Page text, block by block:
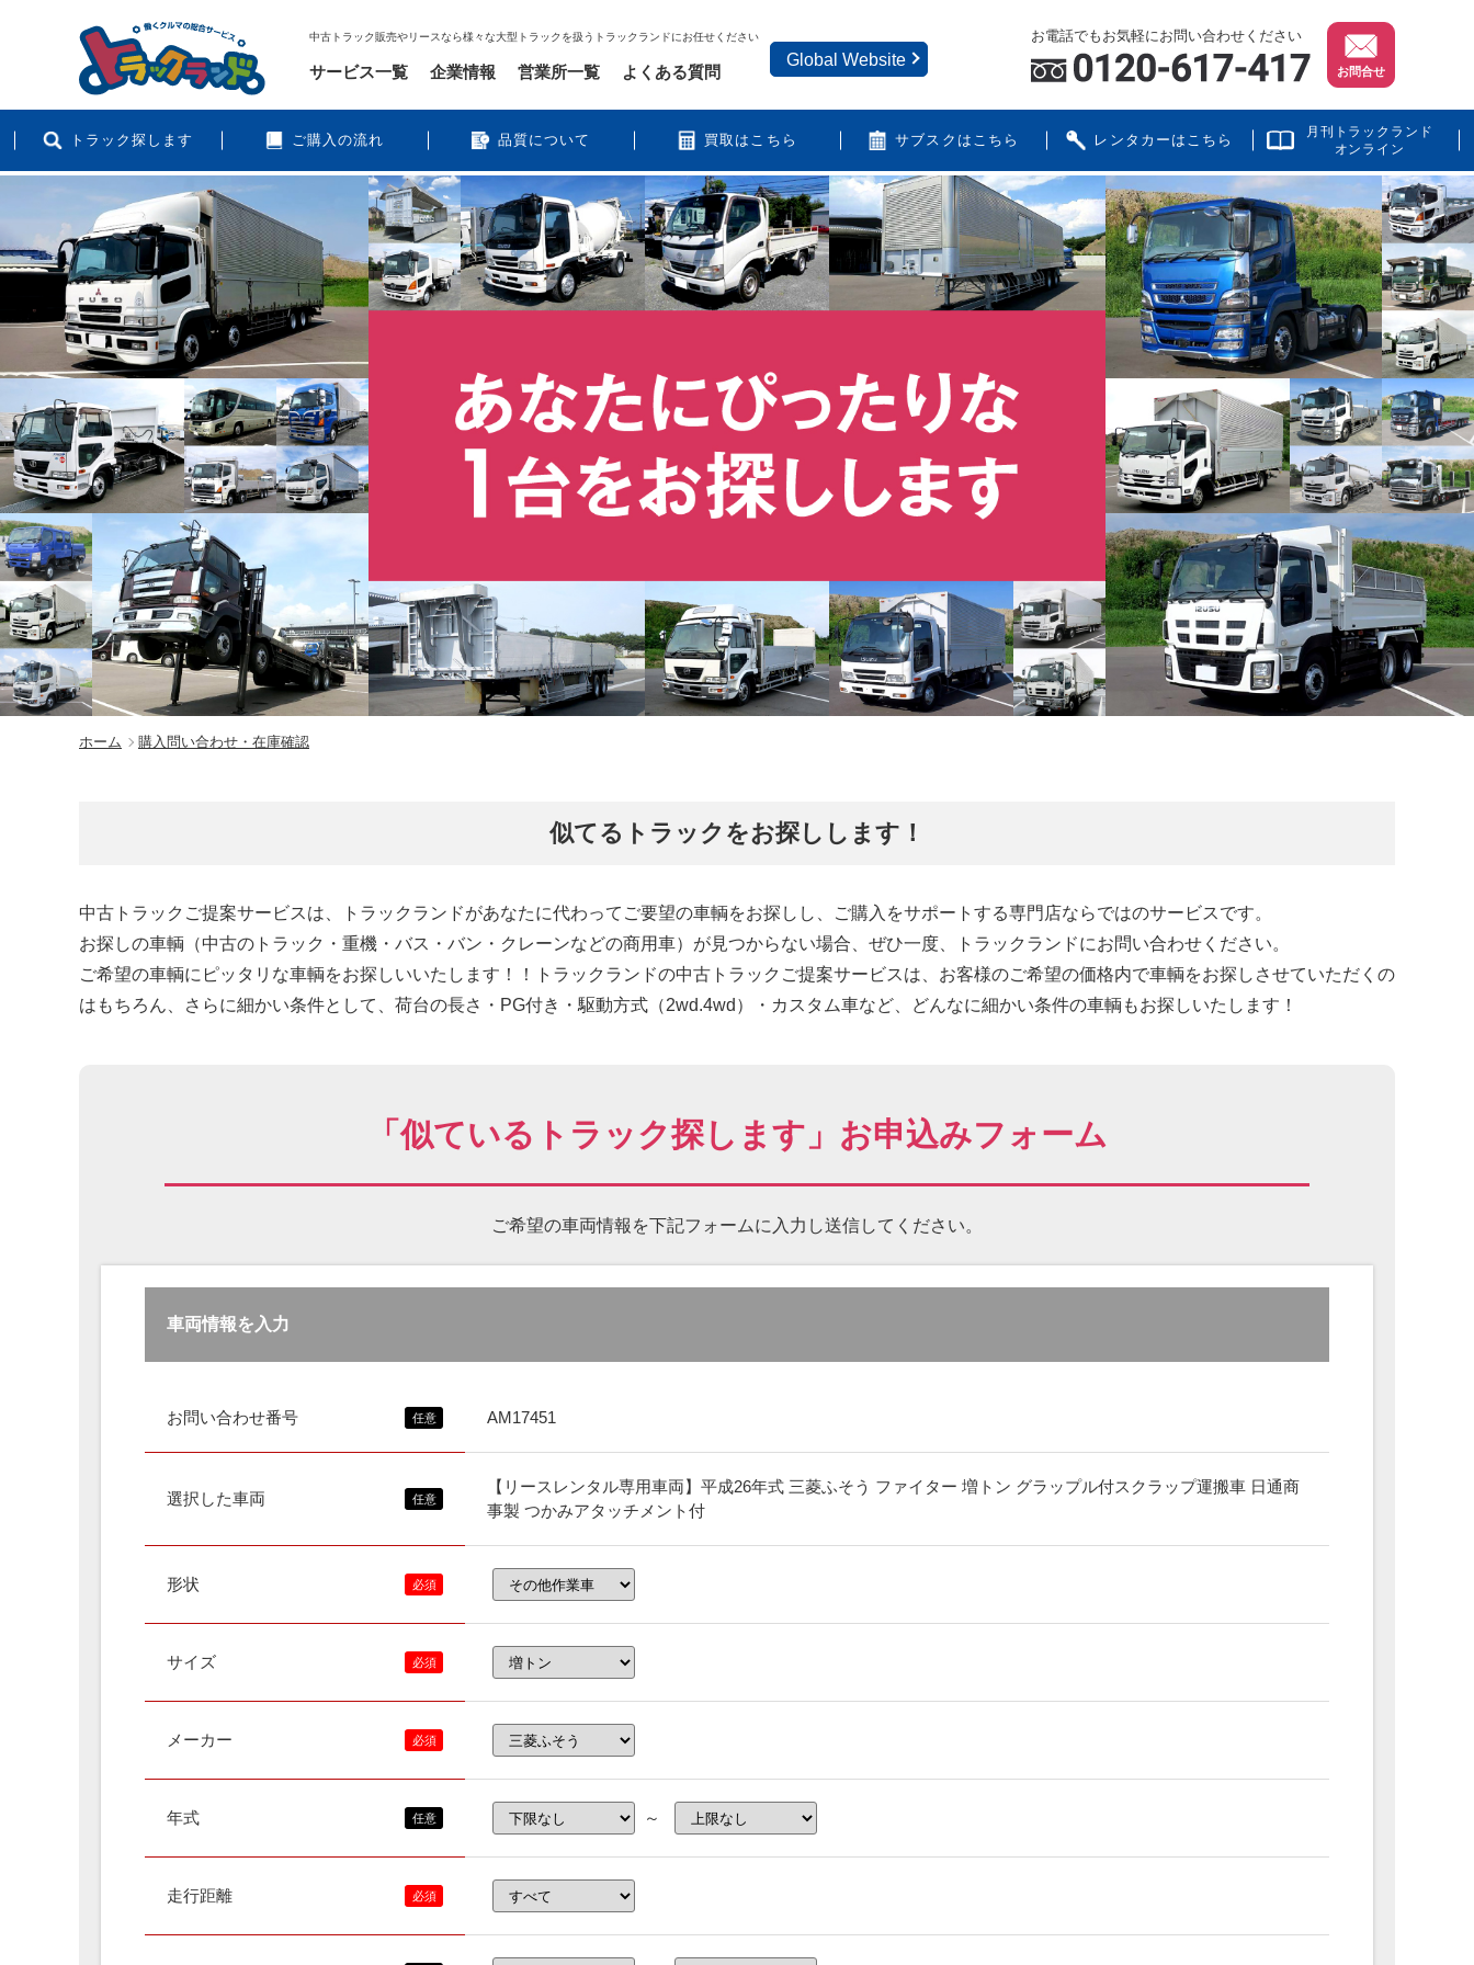
中古トラック販売やリースなら様々な大型トラックを扱うトラックランドにお任せください お電話でもお気軽にお問い合わせください
お問合せ
トラック探します ご購入の流れ 品質について 買取はこちら サブスクはこちら レンタカーはこちら
月刊トラックランド
オンライン
サービス一覧 企業情報 営業所一覧 よくある質問
Global Website
ホーム 購入問い合わせ・在庫確認
似てるトラックをお探しします！
中古トラックご提案サービスは、トラックランドがあなたに代わってご要望の車輌をお探しし、ご購入をサポートする専門店ならではのサービスです。
お探しの車輌（中古のトラック・重機・バス・バン・クレーンなどの商用車）が見つからない場合、ぜひ一度、トラックランドにお問い合わせください。
ご希望の車輌にピッタリな車輌をお探しいいたします！！トラックランドの中古トラックご提案サービスは、お客様のご希望の価格内で車輌をお探しさせていただくの
はもちろん、さらに細かい条件として、荷台の長さ・PG付き・駆動方式（2wd.4wd）・カスタム車など、どんなに細かい条件の車輌もお探しいたします！
「似ているトラック探します」お申込みフォーム
ご希望の車両情報を下記フォームに 入力し送信してください。
車両情報を入力
お問い合わせ番号 AM17451
選択した車両
【リースレンタル専用車両】平成26年式 三菱ふそう ファイター 増トン グラップル付スクラップ運搬車 日通商
事製 つかみアタッチメント付
形状
サイズ
メーカー
年式 ～
走行距離